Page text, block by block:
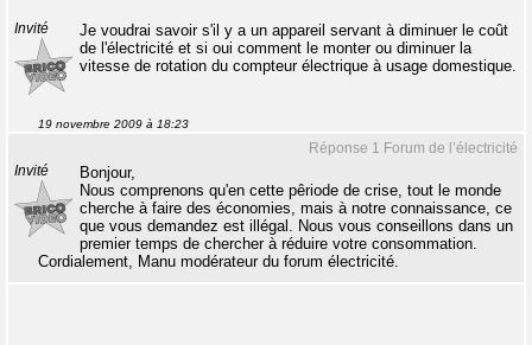
Invité
Je voudrai savoir s'il y a un appareil servant à diminuer le coût
de l'électricité et si oui comment le monter ou diminuer la
vitesse de rotation du compteur électrique à usage domestique.
19 novembre 2009 à 18:23
Réponse 1 Forum de l’électricité
Invité
Bonjour,
Nous comprenons qu'en cette pêriode de crise, tout le monde
cherche à faire des économies, mais à notre connaissance, ce
que vous demandez est illégal. Nous vous conseillons dans un
premier temps de chercher à réduire votre consommation.
Cordialement, Manu modérateur du forum électricité.